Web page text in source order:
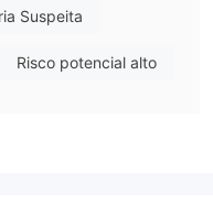
incluindo Forex,
negociação e níveis de
Suspeita
Risco potencial alto